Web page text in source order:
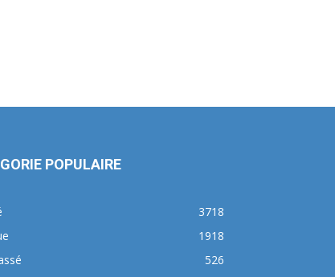
POPULAIRE
3718
1918
526